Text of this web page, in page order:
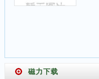
磁力下载